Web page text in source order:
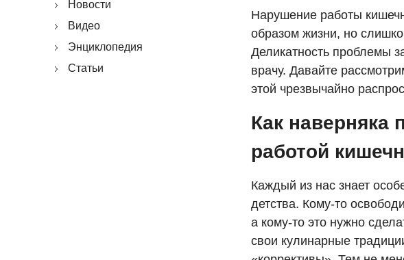
Новости
Видео
Энциклопедия
Статьи
Нарушение работы
образом жизни, но
Деликатность проблемы
врачу. Давайте
этой чрезвычайно
Как наверняка
работой
Каждый из нас знает
детства. Кому-то
а кому-то это нужно
свои кулинарные